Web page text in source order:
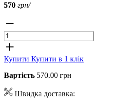
570 грн/
Купити Купити в 1 клік
Вартість 570.00 грн
Швидка доставка: